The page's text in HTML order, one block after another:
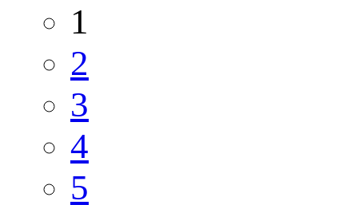
1
2
3
4
5